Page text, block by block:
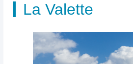
La Valette